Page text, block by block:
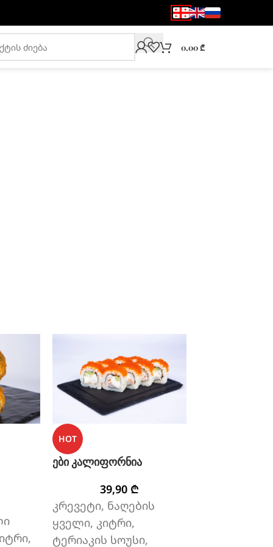
0,00₾
HOT
ები კალიფორნია
39,90 ₾
კრევეტი, ნაღების
ყველი, კიტრი,
ტერიაკის სოუსი,